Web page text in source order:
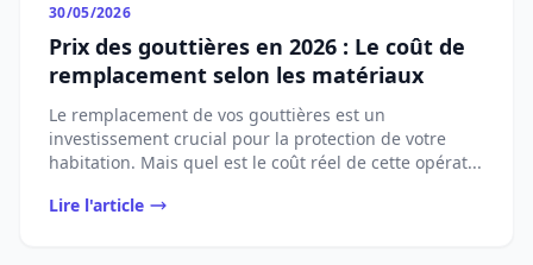
30/05/2026
Prix des gouttières en 2026 : Le coût de
remplacement selon les matériaux
Le remplacement de vos gouttières est un
investissement crucial pour la protection de votre
habitation. Mais quel est le coût réel de cette opérat...
Lire l'article